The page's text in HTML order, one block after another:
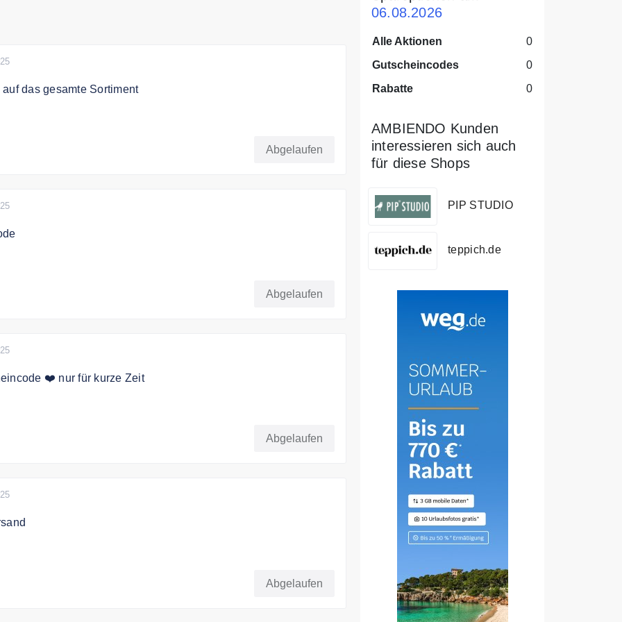
das gesamte Sortiment
Abgelaufen
Abgelaufen
❤️ nur für kurze Zeit
Abgelaufen
Abgelaufen
06.08.2026
Alle Aktionen
0
Gutscheincodes
0
Rabatte
0
AMBIENDO Kunden
interessieren sich auch
für diese Shops
PIP STUDIO
teppich.de